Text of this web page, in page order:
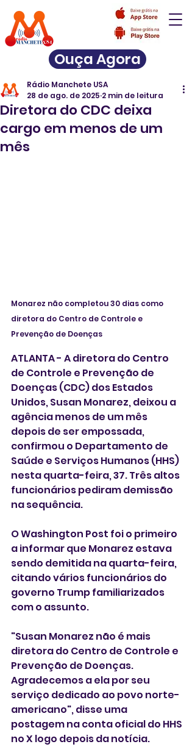
Ouça Agora
Diretora do CDC deixa
cargo em menos de um
mês
Rádio Manchete USA
28 de ago. de 2025 2 min de leitura
Monarez não completou 30 dias como
diretora do Centro de Controle e
Prevenção de Doenças
ATLANTA - A diretora do Centro
de Controle e Prevenção de
Doenças (CDC) dos Estados
Unidos, Susan Monarez, deixou a
agência menos de um mês
depois de ser empossada,
confirmou o Departamento de
Saúde e Serviços Humanos (HHS)
nesta quarta-feira, 37. Três altos
funcionários pediram demissão
na sequência.
O Washington Post foi o primeiro
a informar que Monarez estava
sendo demitida na quarta-feira,
citando vários funcionários do
governo Trump familiarizados
com o assunto.
"Susan Monarez não é mais
diretora do Centro de Controle e
Prevenção de Doenças.
Agradecemos a ela por seu
serviço dedicado ao povo norte-
americano", disse uma
postagem na conta oficial do HHS
no X logo depois da notícia.